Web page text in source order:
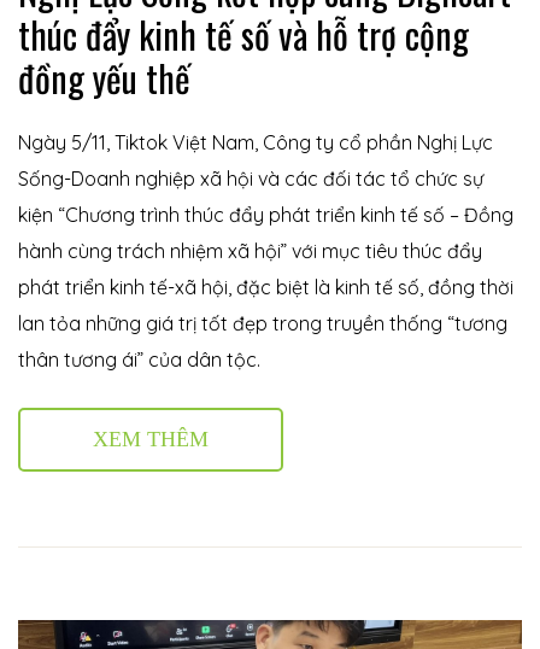
thúc đẩy kinh tế số và hỗ trợ cộng
đồng yếu thế
Ngày 5/11, Tiktok Việt Nam, Công ty cổ phần Nghị Lực
Sống-Doanh nghiệp xã hội và các đối tác tổ chức sự
kiện “Chương trình thúc đẩy phát triển kinh tế số – Đồng
hành cùng trách nhiệm xã hội” với mục tiêu thúc đẩy
phát triển kinh tế-xã hội, đặc biệt là kinh tế số, đồng thời
lan tỏa những giá trị tốt đẹp trong truyền thống “tương
thân tương ái” của dân tộc.
XEM THÊM